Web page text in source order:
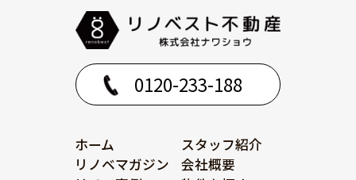
0120-233-188
ホーム
スタッフ紹介
リノベマガジン
会社概要